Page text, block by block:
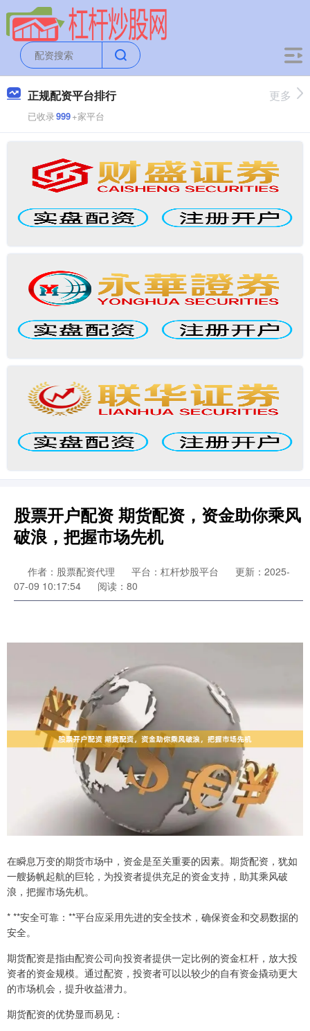
正规配资平台排行
已收录999+家平台
更多
股票开户配资 期货配资，资金助你乘风
破浪，把握市场先机
作者：股票配资代理 平台：杠杆炒股平台
更新：2025-
07-09 10:17:54
阅读：80
在瞬息万变的期货市场中，资金是至关重要的因素。期货配资，犹如
一艘扬帆起航的巨轮，为投资者提供充足的资金支持，助其乘风破
浪，把握市场先机。
* **安全可靠：**平台应采用先进的安全技术，确保资金和交易数据的
安全。
期货配资是指由配资公司向投资者提供一定比例的资金杠杆，放大投
资者的资金规模。通过配资，投资者可以以较少的自有资金撬动更大
的市场机会，提升收益潜力。
期货配资的优势显而易见：